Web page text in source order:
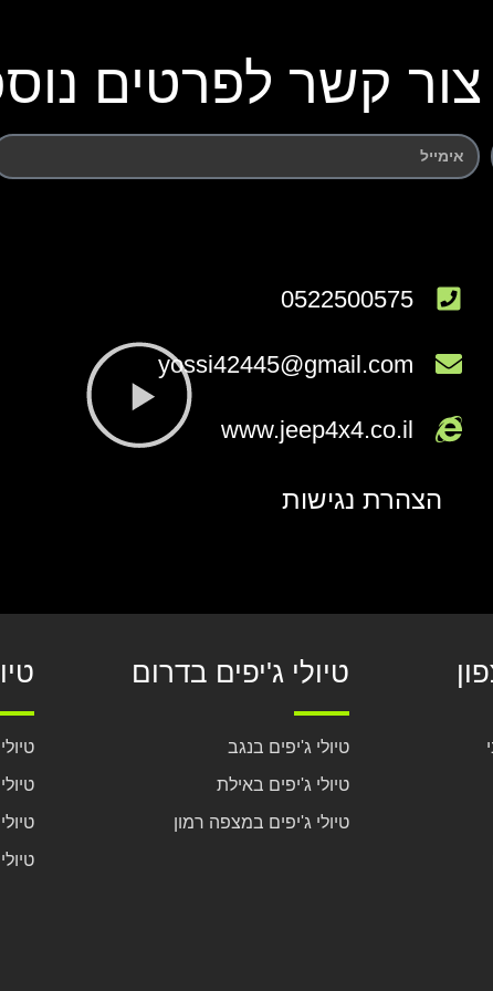
קשר לפרטים
0522500575
yossi42445@gmail.com
www.jeep4x4.co.il
הצהרת נגישות
טיולי ג'יפים בדרום
טיולי ג'יפים בנגב
טיולי ג'יפים באילת
טיולי ג'יפים במצפה רמון